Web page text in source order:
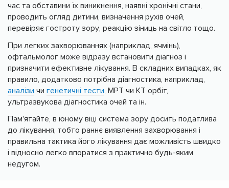
час та обставини їх виникнення, наявні хронічні стани,
проводить огляд дитини, визначення рухів очей,
перевіряє гостроту зору, реакцію зіниць на світло тощо.
При легких захворюваннях (наприклад, ячмінь),
офтальмолог може відразу встановити діагноз і
призначити ефективне лікування. В складних випадках, як
правило, додатково потрібна діагностика, наприклад,
аналізи чи генетичні тести , МРТ чи КТ орбіт,
ультразвукова діагностика очей та ін.
Пам'ятайте, в юному віці система зору досить податлива
до лікування, тобто раннє виявлення захворювання і
правильна тактика його лікування дає можливість швидко
і відносно легко впоратися з практично будь-яким
недугом.